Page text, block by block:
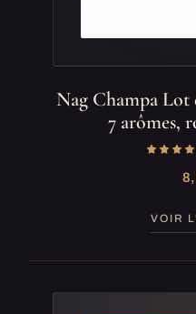
Nag Champa Lot
7 arômes,
VOIR